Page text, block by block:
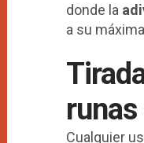
donde la
a su
Cualquier